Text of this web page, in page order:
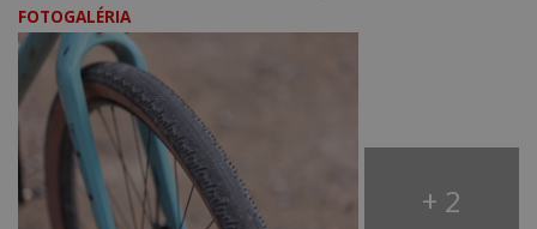
FOTOGALÉRIA
+ 2